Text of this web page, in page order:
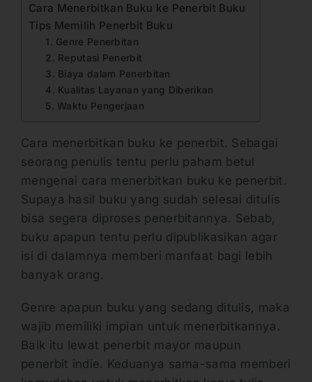
Cara Menerbitkan Buku ke Penerbit Buku
Tips Memilih Penerbit Buku
1. Genre Penerbitan
2. Reputasi Penerbit
3. Biaya dalam Penerbitan
4. Kualitas Layanan yang Diberikan
5. Waktu Pengerjaan
Cara menerbitkan buku ke penerbit. Sebagai
seorang penulis tentu perlu paham betul
mengenai cara menerbitkan buku ke penerbit.
Supaya hasil buku yang sudah selesai ditulis
bisa segera diproses penerbitannya. Sebab,
buku apapun tentu perlu dipublikasikan agar
isi di dalamnya memberi manfaat bagi lebih
banyak orang.
Genre apapun buku yang sedang ditulis, maka
wajib memiliki impian untuk menerbitkannya.
Baik itu lewat penerbit mayor maupun
penerbit indie. Keduanya sama-sama memberi